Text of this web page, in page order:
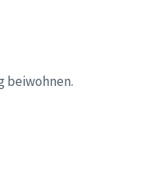
beiwohnen.